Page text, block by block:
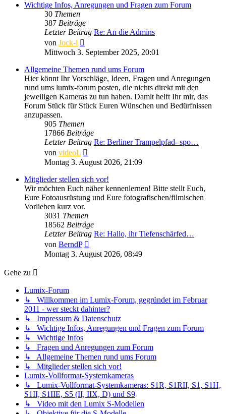
Wichtige Infos, Anregungen und Fragen zum Forum
30 Themen
387 Beiträge
Letzter Beitrag Re: An die Admins
von Jock-l
Beitrag
Mittwoch 3. September 2025, 20:01
Allgemeine Themen rund ums Forum
Hier könnt Ihr Vorschläge, Ideen, Fragen und Anregungen
rund ums lumix-forum posten, die nichts direkt mit den
jeweiligen Kameras zu tun haben. Damit helft Ihr mir, das
Forum Stück für Stück Euren Wünschen und Bedürfnissen
anzupassen.
905 Themen
17866 Beiträge
Letzter Beitrag Re: Berliner Trampelpfad- spo…
von videoL
Beitrag
Montag 3. August 2026, 21:09
Mitglieder stellen sich vor!
Wir möchten Euch näher kennenlernen! Bitte stellt Euch,
Eure Fotoausrüstung und Eure fotografischen/filmischen
Vorlieben kurz vor.
3031 Themen
18562 Beiträge
Letzter Beitrag Re: Hallo, ihr Tiefenschärfed…
von BerndP
Beitrag
Montag 3. August 2026, 08:49
Gehe zu
Lumix-Forum
↳ Willkommen im Lumix-Forum, gegründet im Februar
2011 - wer steckt dahinter?
↳ Impressum & Datenschutz
↳ Wichtige Infos, Anregungen und Fragen zum Forum
↳ Wichtige Infos
↳ Fragen und Anregungen zum Forum
↳ Allgemeine Themen rund ums Forum
↳ Mitglieder stellen sich vor!
Lumix-Vollformat-Systemkameras
↳ Lumix-Vollformat-Systemkameras: S1R, S1RII, S1, S1H,
S1II, S1IIE, S5 (II, IIX, D) und S9
↳ Video mit den Lumix S-Modellen